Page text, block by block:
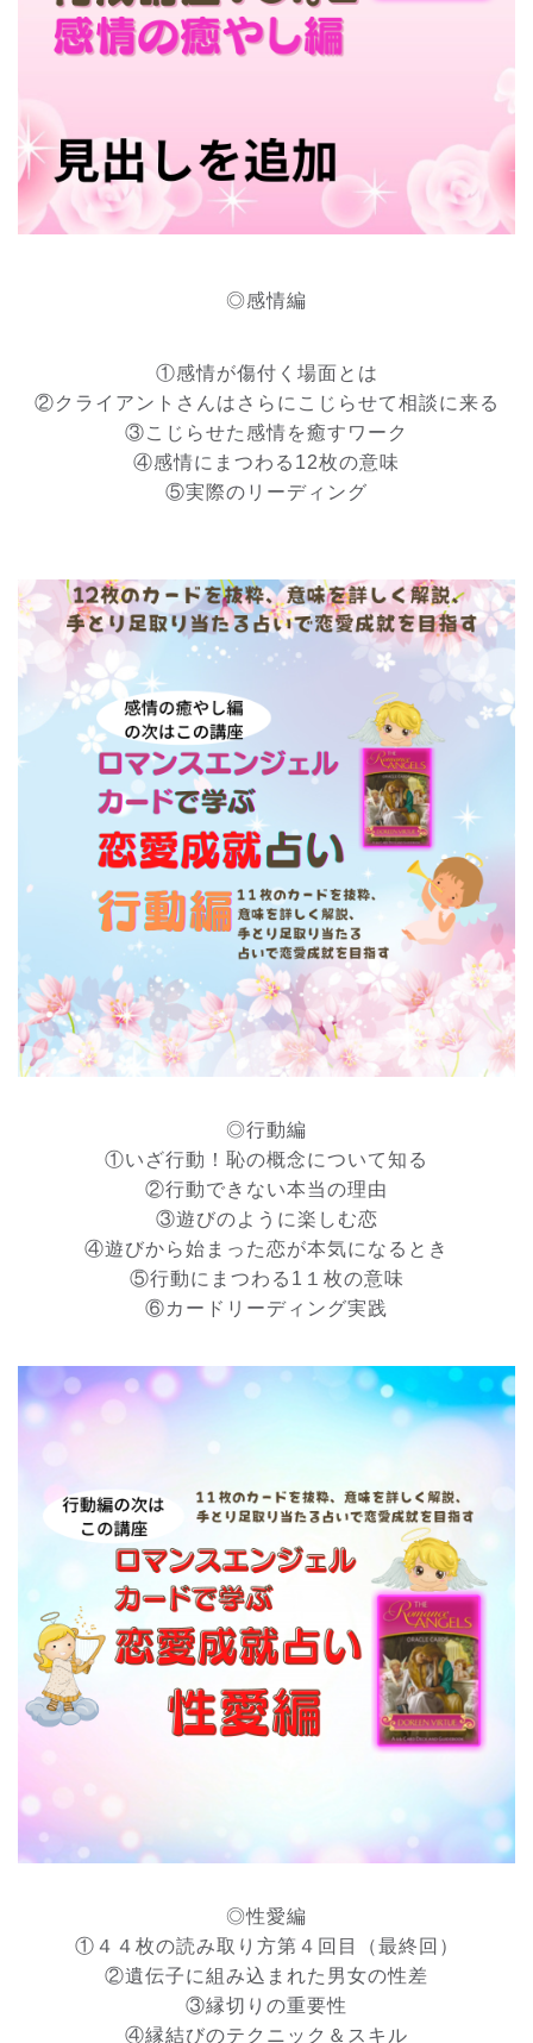
◎感情編
①感情が傷付く場面とは
②クライアントさんはさらにこじらせて相談に来る
③こじらせた感情を癒すワーク
④感情にまつわる12枚の意味
⑤実際のリーディング
◎行動編
①いざ行動！恥の概念について知る
②行動できない本当の理由
③遊びのように楽しむ恋
④遊びから始まった恋が本気になるとき
⑤行動にまつわる1１枚の意味
⑥カードリーディング実践
◎性愛編
①４４枚の読み取り方第４回目（最終回）
②遺伝子に組み込まれた男女の性差
③縁切りの重要性
④縁結びのテクニック＆スキル